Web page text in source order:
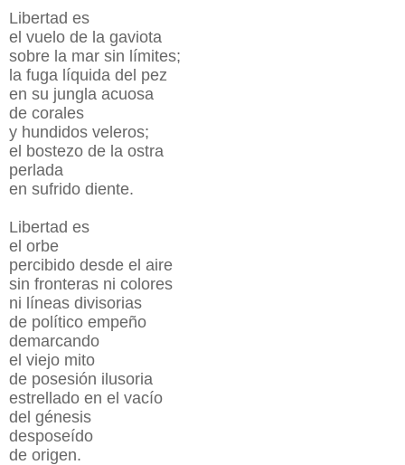
Libertad es
el vuelo de la gaviota
sobre la mar sin límites;
la fuga líquida del pez
en su jungla acuosa
de corales
y hundidos veleros;
el bostezo de la ostra
perlada
en sufrido diente.
Libertad es
el orbe
percibido desde el aire
sin fronteras ni colores
ni líneas divisorias
de político empeño
demarcando
el viejo mito
de posesión ilusoria
estrellado en el vacío
del génesis
desposeído
de origen.